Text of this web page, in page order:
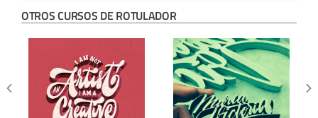
OTROS CURSOS DEROTULADOR